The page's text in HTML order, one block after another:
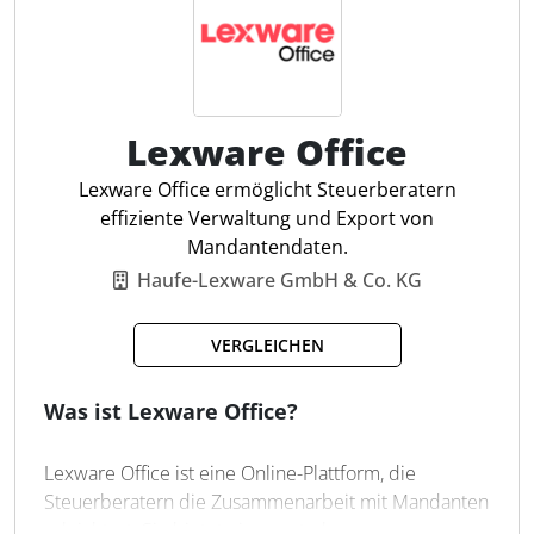
Was kann easybill?
✔ Angebote und Lieferscheine
✔ Mahnwesen
✔ E-Commerce Automatisierung
✔ Abo-Rechnungen und weitere Automatisierungen
✔ vorbereitende Buchhaltung per KI inkl.
weitere Integrationen
✔ GoBD- & DSGVO-Konformität
Lexware Office
Lexware Office ermöglicht Steuerberatern
effiziente Verwaltung und Export von
Mandantendaten.
Haufe-Lexware GmbH & Co. KG
VERGLEICHEN
Was ist Lexware Office?
Lexware Office ist eine Online-Plattform, die
Steuerberatern die Zusammenarbeit mit Mandanten